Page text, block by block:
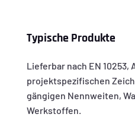
Typische Produkte
Lieferbar nach EN 10253,
projektspezifischen
gängigen Nennweiten,
Werkstoffen.